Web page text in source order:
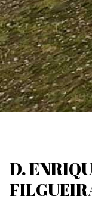
D.